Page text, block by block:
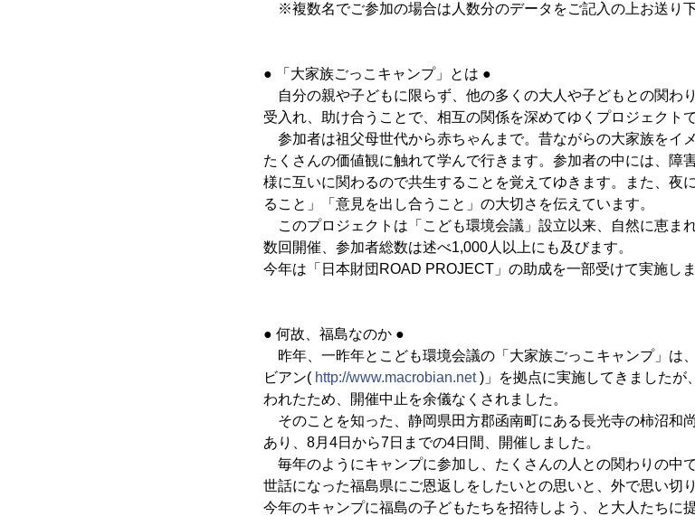
※複数名でご参加の場合は人数分のデータをご記入の上お送り下
● 「大家族ごっこキャンプ」とは ●
自分の親や子どもに限らず、他の多くの大人や子どもとの関わ
受入れ、助け合うことで、相互の関係を深めてゆくプロジェクトで
参加者は祖父母世代から赤ちゃんまで。昔ながらの大家族をイ
たくさんの価値観に触れて学んで行きます。参加者の中には、障
様に互いに関わるので共生することを覚えてゆきます。また、夜
ること」「意見を出し合うこと」の大切さを伝えています。
このプロジェクトは「こども環境会議」設立以来、自然に恵ま
数回開催、参加者総数は述べ1,000人以上にも及びます。
今年は「日本財団ROAD PROJECT」の助成を一部受けて実施しま
● 何故、福島なのか ●
昨年、一昨年とこども環境会議の「大家族ごっこキャンプ」は
ビアン( http://www.macrobian.net)」を拠点に実施してきましたが
われたため、開催中止を余儀なくされました。
そのことを知った、静岡県田方郡函南町にある長光寺の柿沼和
あり、8月4日から7日までの4日間、開催しました。
毎年のようにキャンプに参加し、たくさんの人との関わりの中
世話になった福島県にご恩返しをしたいとの思いと、外で思い切
今年のキャンプに福島の子どもたちを招待しよう、と大人たちに